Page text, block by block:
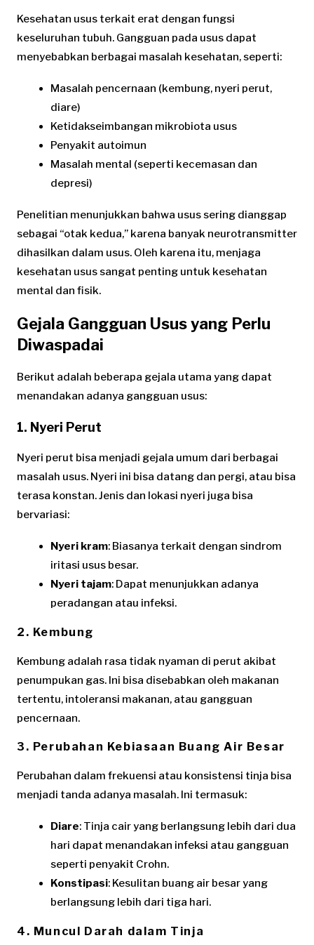
Kesehatan usus terkait erat dengan fungsi
keseluruhan tubuh. Gangguan pada usus dapat
menyebabkan berbagai masalah kesehatan, seperti:
Masalah pencernaan (kembung, nyeri perut,
diare)
Ketidakseimbangan mikrobiota usus
Penyakit autoimun
Masalah mental (seperti kecemasan dan
depresi)
Penelitian menunjukkan bahwa usus sering dianggap
sebagai “otak kedua,” karena banyak neurotransmitter
dihasilkan dalam usus. Oleh karena itu, menjaga
kesehatan usus sangat penting untuk kesehatan
mental dan fisik.
Gejala Gangguan Usus yang Perlu
Diwaspadai
Berikut adalah beberapa gejala utama yang dapat
menandakan adanya gangguan usus:
1. Nyeri Perut
Nyeri perut bisa menjadi gejala umum dari berbagai
masalah usus. Nyeri ini bisa datang dan pergi, atau bisa
terasa konstan. Jenis dan lokasi nyeri juga bisa
bervariasi:
Nyeri kram: Biasanya terkait dengan sindrom
iritasi usus besar.
Nyeri tajam: Dapat menunjukkan adanya
peradangan atau infeksi.
2. Kembung
Kembung adalah rasa tidak nyaman di perut akibat
penumpukan gas. Ini bisa disebabkan oleh makanan
tertentu, intoleransi makanan, atau gangguan
pencernaan.
3. Perubahan Kebiasaan Buang Air Besar
Perubahan dalam frekuensi atau konsistensi tinja bisa
menjadi tanda adanya masalah. Ini termasuk:
Diare: Tinja cair yang berlangsung lebih dari dua
hari dapat menandakan infeksi atau gangguan
seperti penyakit Crohn.
Konstipasi: Kesulitan buang air besar yang
berlangsung lebih dari tiga hari.
4. Muncul Darah dalam Tinja